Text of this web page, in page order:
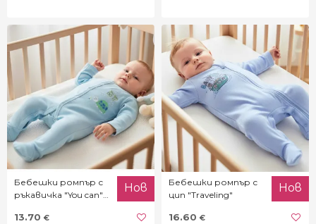
Бебешки ромпър с
ръкавичка "You can"
Нов
13.70 €
Бебешки ромпър с
цип "Traveling"
Нов
16.60 €